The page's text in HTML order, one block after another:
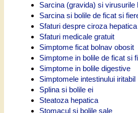
Sarcina (gravida) si virusurile
Sarcina si bolile de ficat si
Sfaturi despre ciroza hepatica
Sfaturi medicale gratuit
Simptome ficat bolnav obosit
Simptome in bolile de ficat si
Simptome in bolile digestive
Simptomele intestinului iritabil
Splina si bolile ei
Steatoza hepatica
Stomacul si bolile sale